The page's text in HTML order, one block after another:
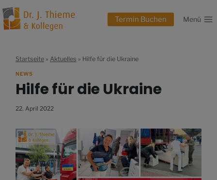
Zum
Inhalt
springen
Termin Buchen Menü
Startseite » Aktuelles » Hilfe für die Ukraine
NEWS
Hilfe für die Ukraine
22. April 2022